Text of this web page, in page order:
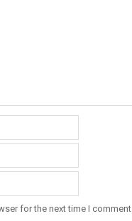
for the next time I comment.